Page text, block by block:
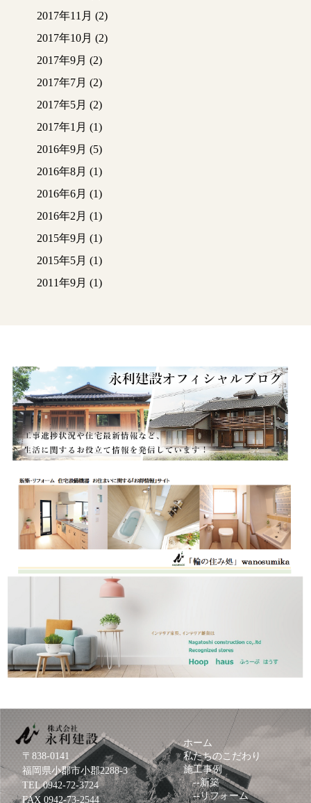
2017年11月 (2)
2017年10月 (2)
2017年9月 (2)
2017年7月 (2)
2017年5月 (2)
2017年1月 (1)
2016年9月 (5)
2016年8月 (1)
2016年6月 (1)
2016年2月 (1)
2015年9月 (1)
2015年5月 (1)
2011年9月 (1)
〒838-0141
福岡県小郡市小郡2288-3
TEL0942-72-3724
FAX 0942-73-2544
ホーム
私たちのこだわり
施工事例
--新築
--リフォーム